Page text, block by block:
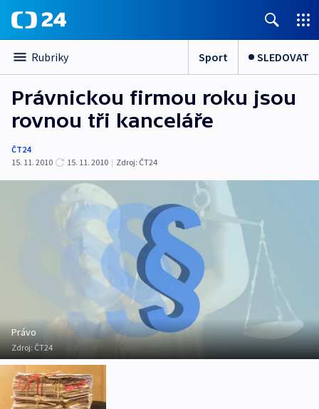
Rubriky Sport SLEDOVAT
Právnickou firmou roku jsou
rovnou tři kanceláře
ČT24
15. 11. 2010
15. 11. 2010 | Zdroj: ČT24
Právo
Zdroj:ČT24